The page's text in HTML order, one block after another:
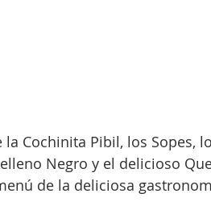
Cochinita Pibil, los Sopes,
Negro y el delicioso
de la deliciosa